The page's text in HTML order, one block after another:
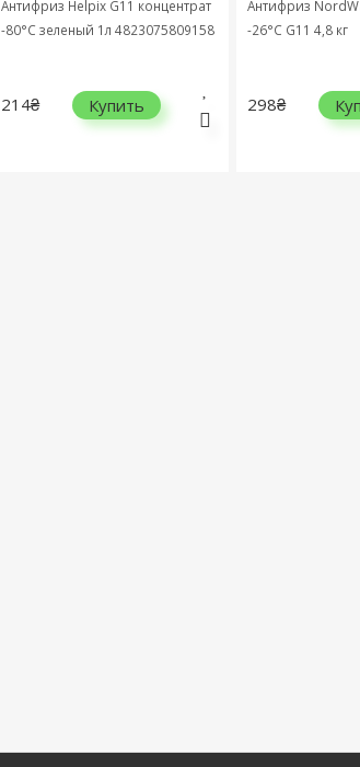
Антифриз Helpix G11 концентрат
-80°C зеленый 1л 4823075809158
214₴ Купить
Антифриз
-26°C G11 4,8 кг
298₴